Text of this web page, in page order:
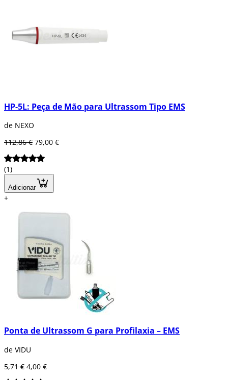
HP-5L: Peça de Mão para Ultrassom Tipo EMS
de NEXO
112,86 € 79,00 €
(1)
Adicionar
+
Ponta de Ultrassom G para Profilaxia – EMS
de VIDU
5,71 € 4,00 €